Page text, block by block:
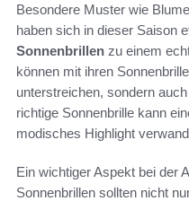
Besondere Muster wie
haben sich in dieser Saison
Sonnenbrillen zu einem
können mit ihren
unterstreichen, sondern
richtige Sonnenbrille kann
modisches Highlight
Ein wichtiger Aspekt bei der
Sonnenbrillen sollten nicht